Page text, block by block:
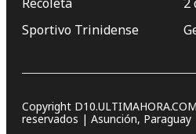
Sportivo Trinidense
Copyright
reservados | Asunción, Paraguay